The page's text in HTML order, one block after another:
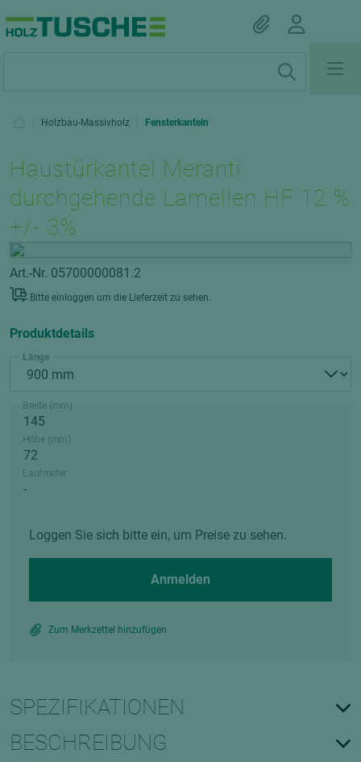
Holzbau-Massivholz Fensterkanteln
Haustürkantel Meranti
durchgehende Lamellen HF 12 %
+/- 3%
Art.-Nr. 05700000081.2
Bitte einloggen um die Lieferzeit zu sehen.
Produktdetails
Länge
Breite (mm)
Höhe (mm)
Laufmeter
Loggen Sie sich bitte ein, um Preise zu sehen.
Anmelden
Zum Merkzettel hinzufügen
SPEZIFIKATIONEN
BESCHREIBUNG